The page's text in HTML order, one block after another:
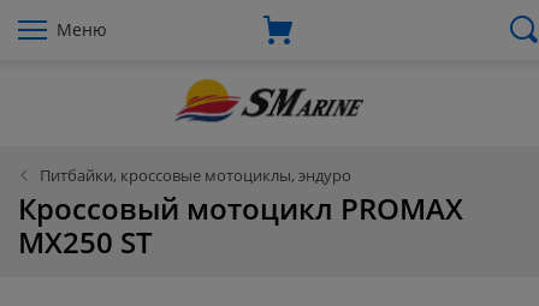
Меню
Питбайки, кроссовые мотоциклы, эндуро
Кроссовый мотоцикл PROMAX
MX250 ST